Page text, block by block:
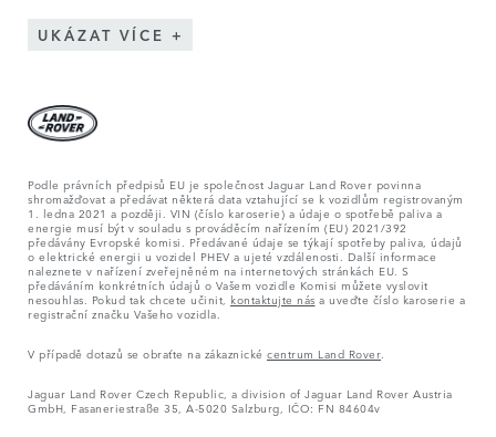
UKÁZAT VÍCE
Podle právních předpisů EU je společnost Jaguar Land Rover povinna
shromažďovat a předávat některá data vztahující se k vozidlům registrovaným
1. ledna 2021 a později. VIN (číslo karoserie) a údaje o spotřebě paliva a
energie musí být v souladu s prováděcím nařízením (EU) 2021/392
předávány Evropské komisi. Předávané údaje se týkají spotřeby paliva, údajů
o elektrické energii u vozidel PHEV a ujeté vzdálenosti. Další informace
naleznete v nařízení zveřejněném na internetových stránkách EU. S
předáváním konkrétních údajů o Vašem vozidle Komisi můžete vyslovit
nesouhlas. Pokud tak chcete učinit, kontaktujte nás a uveďte číslo karoserie a
registrační značku Vašeho vozidla.
V případě dotazů se obraťte na zákaznické centrum Land Rover
Jaguar Land Rover Czech Republic, a division of Jaguar Land Rover Austria
GmbH, Fasaneriestraße 35, A-5020 Salzburg, IČO: FN 84604v